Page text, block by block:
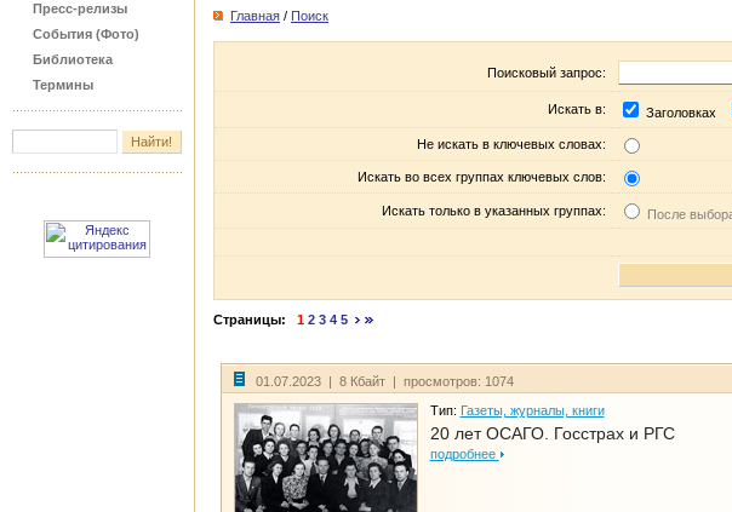
Пресс-релизы
События (Фото)
Библиотека
Термины
Главная / Поиск
Поисковый запрос:
Искать в: Заголовках
Не искать в ключевых словах:
Искать во всех группах ключевых слов:
Искать только в указанных группах: После
Страницы: 1 2 3 4 5
01.07.2023 | 8 Кбайт | просмотров: 1074
Тип: Газеты, журналы, книги
20 лет ОСАГО. Госстрах и РГС
подробнее